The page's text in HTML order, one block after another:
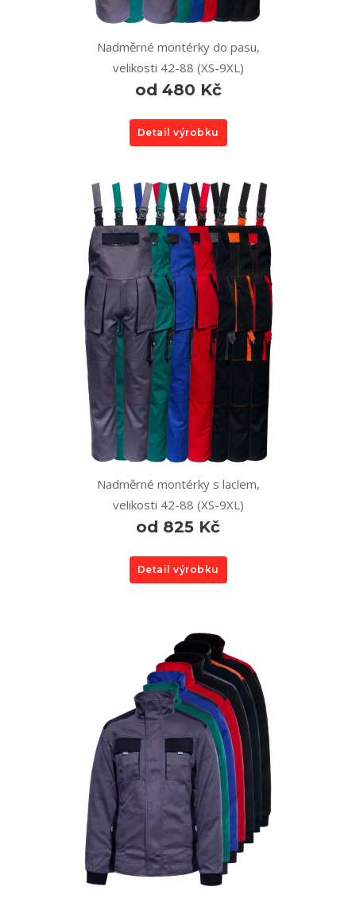
Nadměrné montérky do pasu,
velikosti 42-88 (XS-9XL)
od 480 Kč
Detail výrobku
Nadměrné montérky s laclem,
velikosti 42-88 (XS-9XL)
od 825 Kč
Detail výrobku